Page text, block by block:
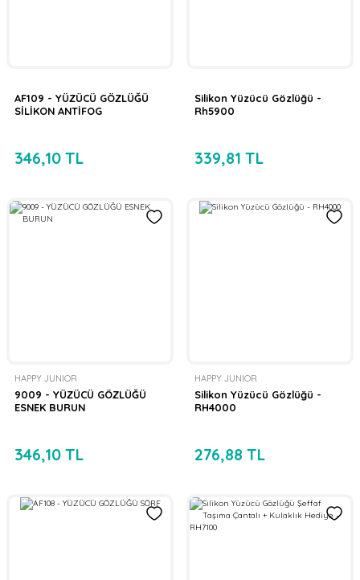
AF109 - YÜZÜCÜ GÖZLÜĞÜ
SİLİKON ANTİFOG
346,10 TL
Silikon Yüzücü Gözlüğü -
Rh5900
339,81 TL
HAPPY JUNIOR
9009 - YÜZÜCÜ GÖZLÜĞÜ
ESNEK BURUN
346,10 TL
HAPPY JUNIOR
Silikon Yüzücü Gözlüğü -
RH4000
276,88 TL